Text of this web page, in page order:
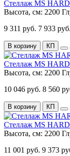
Стеллаж MS
Высота, см: 2200
9 311 руб. 7 933 руб.
В корзину КП
Стеллаж MS
Высота, см: 2200
10 046 руб. 8 560
В корзину КП
Стеллаж MS
Высота, см: 2200
11 001 руб. 9 373